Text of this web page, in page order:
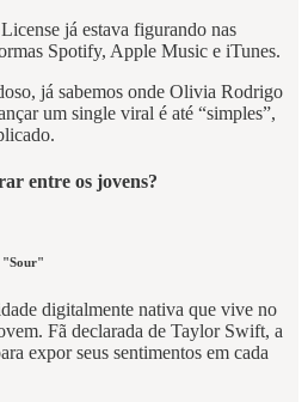
já estava figurando nas
Spotify, Apple Music e iTunes.
já sabemos onde Olivia Rodrigo
um single viral é até “simples”,
entre os jovens?
"Sour"
digitalmente nativa que vive no
Fã declarada de Taylor Swift, a
expor seus sentimentos em cada